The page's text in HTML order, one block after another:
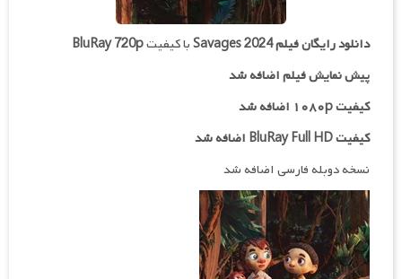
دانلود رایگان فیلمSavages 2024با کیفیتBluRay 720p
پیش نمایش فیلم اضافه شد
کیفیت ۱۰۸۰p اضافه شد
کیفیت BluRay Full HD اضافه شد
نسخه دوبله فارسی اضافه شد